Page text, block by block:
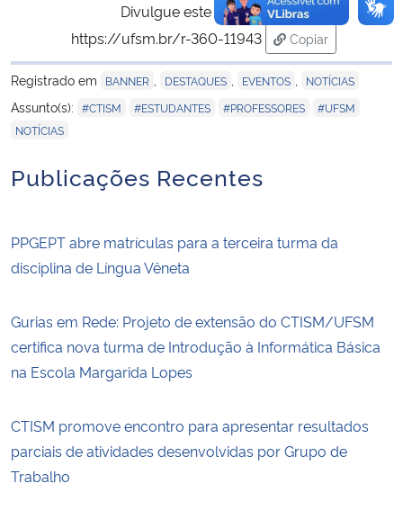
Divulgue este conteúdo:
https://ufsm.br/r-360-11943
Copiar
para área de
Registrado em
BANNER DESTAQUES EVENTOS NOTÍCIAS
Assunto(s): #CTISM #ESTUDANTES #PROFESSORES #UFSM
NOTÍCIAS
Publicações Recentes
PPGEPT abre matrículas para a terceira turma da
disciplina de Língua Vêneta
Gurias em Rede: Projeto de extensão do CTISM/UFSM
certifica nova turma de Introdução à Informática Básica
na Escola Margarida Lopes
CTISM promove encontro para apresentar resultados
parciais de atividades desenvolvidas por Grupo de
Trabalho